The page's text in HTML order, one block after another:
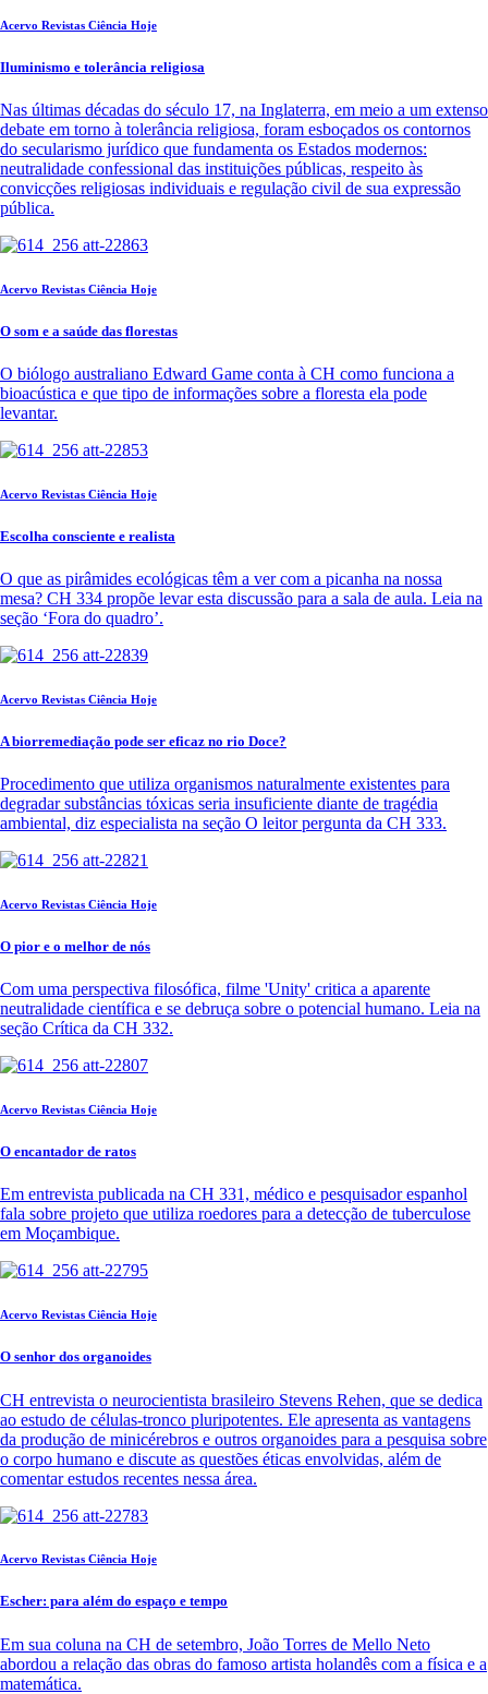
Acervo Revistas Ciência Hoje
Iluminismo e tolerância religiosa
Nas últimas décadas do século 17, na Inglaterra, em meio a um extenso
debate em torno à tolerância religiosa, foram esboçados os contornos
do secularismo jurídico que fundamenta os Estados modernos:
neutralidade confessional das instituições públicas, respeito às
convicções religiosas individuais e regulação civil de sua expressão
pública.
Acervo Revistas Ciência Hoje
O som e a saúde das florestas
O biólogo australiano Edward Game conta à CH como funciona a
bioacústica e que tipo de informações sobre a floresta ela pode
levantar.
Acervo Revistas Ciência Hoje
Escolha consciente e realista
O que as pirâmides ecológicas têm a ver com a picanha na nossa
mesa? CH 334 propõe levar esta discussão para a sala de aula. Leia na
seção ‘Fora do quadro’.
Acervo Revistas Ciência Hoje
A biorremediação pode ser eficaz no rio Doce?
Procedimento que utiliza organismos naturalmente existentes para
degradar substâncias tóxicas seria insuficiente diante de tragédia
ambiental, diz especialista na seção O leitor pergunta da CH 333.
Acervo Revistas Ciência Hoje
O pior e o melhor de nós
Com uma perspectiva filosófica, filme 'Unity' critica a aparente
neutralidade científica e se debruça sobre o potencial humano. Leia na
seção Crítica da CH 332.
Acervo Revistas Ciência Hoje
O encantador de ratos
Em entrevista publicada na CH 331, médico e pesquisador espanhol
fala sobre projeto que utiliza roedores para a detecção de tuberculose
em Moçambique.
Acervo Revistas Ciência Hoje
O senhor dos organoides
CH entrevista o neurocientista brasileiro Stevens Rehen, que se dedica
ao estudo de células-tronco pluripotentes. Ele apresenta as vantagens
da produção de minicérebros e outros organoides para a pesquisa sobre
o corpo humano e discute as questões éticas envolvidas, além de
comentar estudos recentes nessa área.
Acervo Revistas Ciência Hoje
Escher: para além do espaço e tempo
Em sua coluna na CH de setembro, João Torres de Mello Neto
abordou a relação das obras do famoso artista holandês com a física e a
matemática.